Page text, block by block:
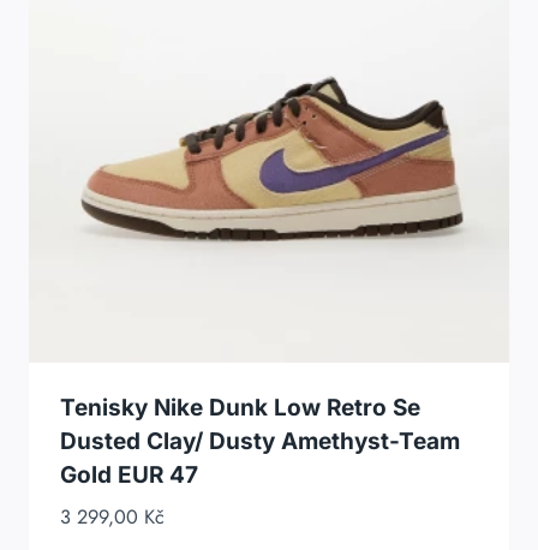
Tenisky Nike Dunk Low Retro Se
Dusted Clay/ Dusty Amethyst-Team
Gold EUR 47
3 299,00 Kč